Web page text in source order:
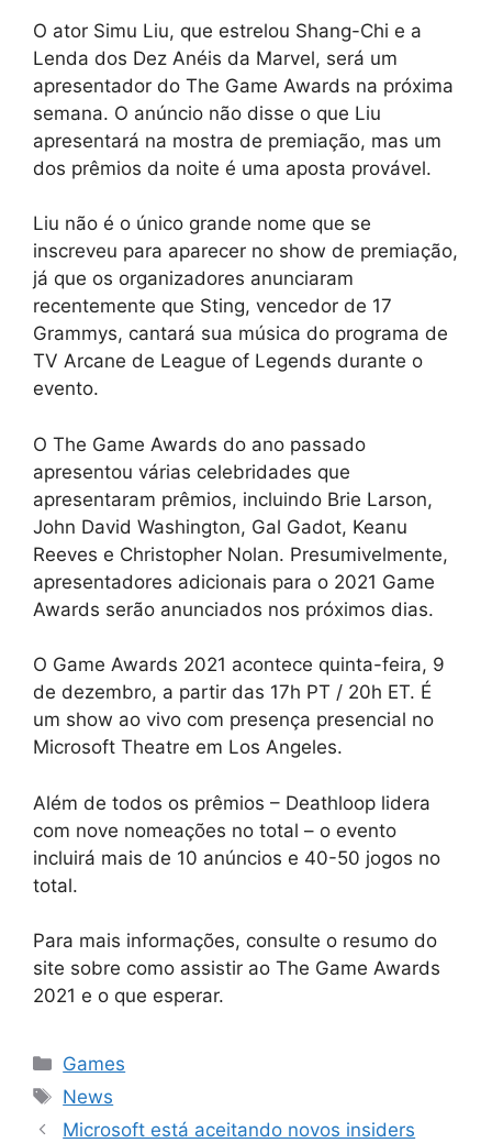
O ator Simu Liu, que estrelou Shang-Chi e a
Lenda dos Dez Anéis da Marvel, será um
apresentador do The Game Awards na próxima
semana. O anúncio não disse o que Liu
apresentará na mostra de premiação, mas um
dos prêmios da noite é uma aposta provável.
Liu não é o único grande nome que se
inscreveu para aparecer no show de premiação,
já que os organizadores anunciaram
recentemente que Sting, vencedor de 17
Grammys, cantará sua música do programa de
TV Arcane de League of Legends durante o
evento.
O The Game Awards do ano passado
apresentou várias celebridades que
apresentaram prêmios, incluindo Brie Larson,
John David Washington, Gal Gadot, Keanu
Reeves e Christopher Nolan. Presumivelmente,
apresentadores adicionais para o 2021 Game
Awards serão anunciados nos próximos dias.
O Game Awards 2021 acontece quinta-feira, 9
de dezembro, a partir das 17h PT / 20h ET. É
um show ao vivo com presença presencial no
Microsoft Theatre em Los Angeles.
Além de todos os prêmios – Deathloop lidera
com nove nomeações no total – o evento
incluirá mais de 10 anúncios e 40-50 jogos no
total.
Para mais informações, consulte o resumo do
site sobre como assistir ao The Game Awards
2021 e o que esperar.
Categorias
Games
Tags
News
Microsoft está aceitando novos insiders